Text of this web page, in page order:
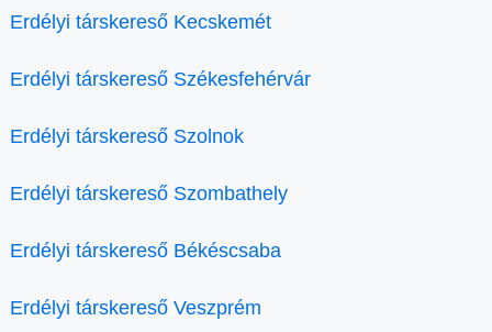
Erdélyi társkereső Kecskemét
Erdélyi társkereső Székesfehérvár
Erdélyi társkereső Szolnok
Erdélyi társkereső Szombathely
Erdélyi társkereső Békéscsaba
Erdélyi társkereső Veszprém